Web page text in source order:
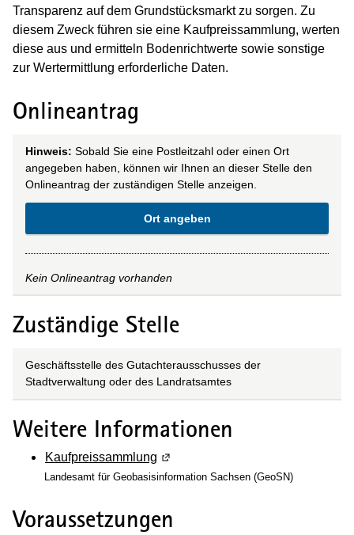
Transparenz auf dem Grundstücksmarkt zu sorgen. Zu
diesem Zweck führen sie eine Kaufpreissammlung, werten
diese aus und ermitteln Bodenrichtwerte sowie sonstige
zur Wertermittlung erforderliche Daten.
Onlineantrag
Hinweis: Sobald Sie eine Postleitzahl oder einen Ort
angegeben haben, können wir Ihnen an dieser Stelle den
Onlineantrag der zuständigen Stelle anzeigen.
Ort angeben
Kein Onlineantrag vorhanden
Zuständige Stelle
Geschäftsstelle des Gutachterausschusses der
Stadtverwaltung oder des Landratsamtes
Weitere Informationen
Kaufpreissammlung (Wird in einem neuen Fenster
Landesamt für Geobasisinformation Sachsen (GeoSN)
Voraussetzungen